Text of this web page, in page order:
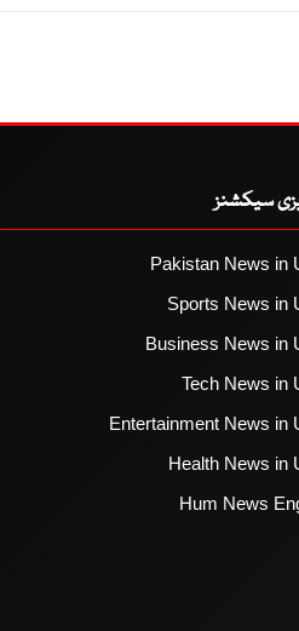
سیکشنز
Pakistan News in
Sports News in
Business News in
Tech News in
Entertainment News in
Health News in
Hum News